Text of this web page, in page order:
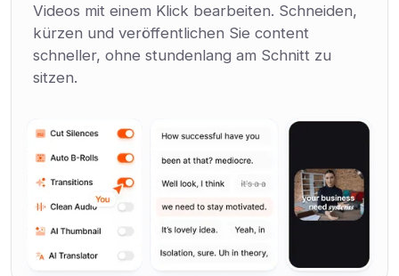
Videos mit einem Klick bearbeiten. Schneiden,
kürzen und veröffentlichen Sie content
schneller, ohne stundenlang am Schnitt zu
sitzen.